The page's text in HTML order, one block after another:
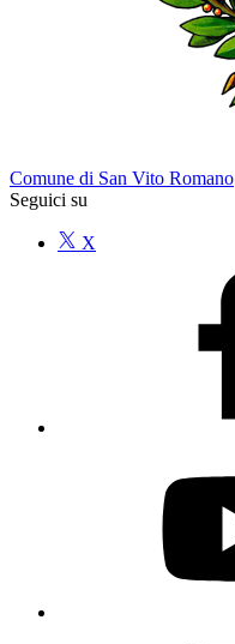
Comune di San Vito Romano
Seguici su
X